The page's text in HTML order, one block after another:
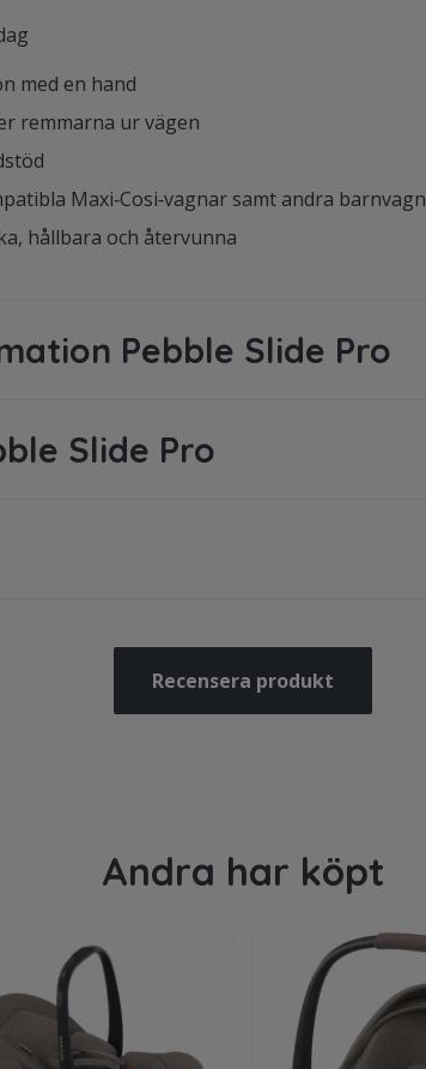
med en hand
remmarna ur vägen
Maxi‑Cosi‑vagnar samt andra
hållbara och återvunna
Pebble Slide Pro
Slide Pro
Recensera produkt
Andra har köpt